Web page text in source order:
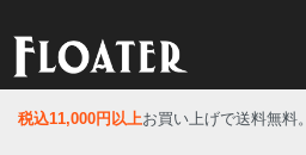
税込11,000円以上お買い上げで送料無料。